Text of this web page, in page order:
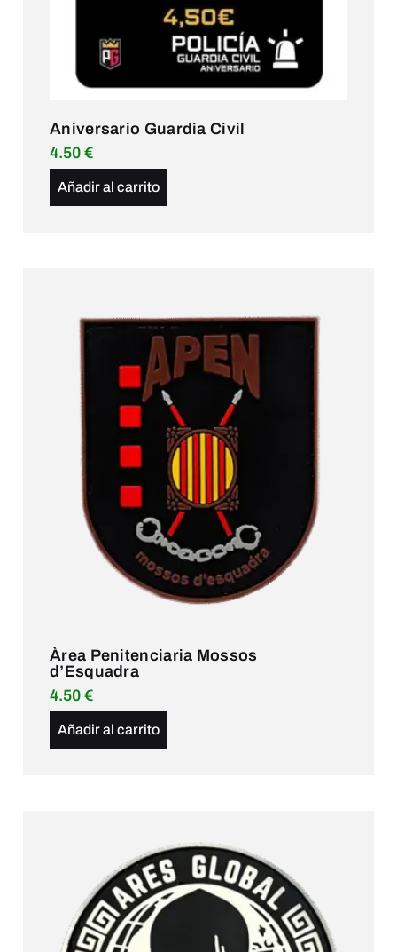
Aniversario Guardia Civil
4.50 €
Añadir al carrito
Àrea Penitenciaria Mossos
d’Esquadra
4.50 €
Añadir al carrito